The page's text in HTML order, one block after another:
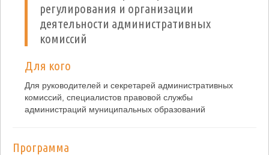
регулирования и организации
деятельности административных
комиссий
Для кого
Для руководителей и секретарей административных
комиссий, специалистов правовой службы
администраций муниципальных образований
Программа